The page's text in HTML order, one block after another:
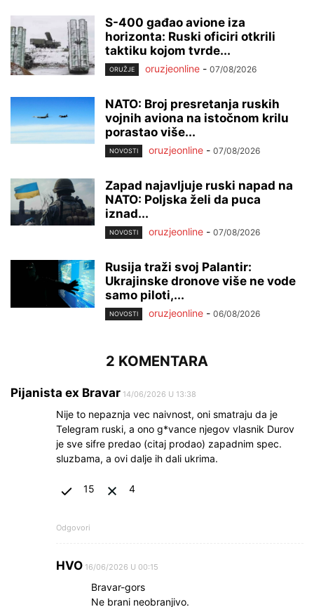
S-400 gađao avione iza
horizonta: Ruski oficiri otkrili
taktiku kojom tvrde...
ORUŽJE oruzjeonline - 07/08/2026
NATO: Broj presretanja ruskih
vojnih aviona na istočnom krilu
porastao više...
NOVOSTI oruzjeonline - 07/08/2026
Zapad najavljuje ruski napad na
NATO: Poljska želi da puca
iznad...
NOVOSTI oruzjeonline - 07/08/2026
Rusija traži svoj Palantir:
Ukrajinske dronove više ne vode
samo piloti,...
NOVOSTI oruzjeonline - 06/08/2026
2 KOMENTARA
Pijanista ex Bravar 14/06/2026 U 13:38
Nije to nepaznja vec naivnost, oni smatraju da je
Telegram ruski, a ono g*vance njegov vlasnik Durov
je sve sifre predao (citaj prodao) zapadnim spec.
sluzbama, a ovi dalje ih dali ukrima.
15 4
Odgovori
HVO 16/06/2026 U 00:15
Bravar-gors
Ne brani neobranjivo.